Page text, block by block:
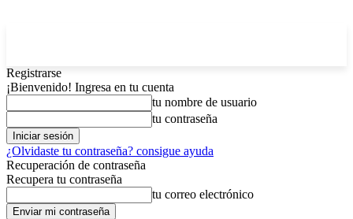
Registrarse
¡Bienvenido! Ingresa en tu cuenta
tu nombre de usuario
tu contraseña
¿Olvidaste tu contraseña? consigue ayuda
Recuperación de contraseña
Recupera tu contraseña
tu correo electrónico